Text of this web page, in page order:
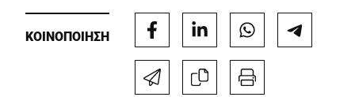
λιανοπωλητών και τις κανονιστικές απαιτήσεις.
ΚΟΙΝΟΠΟΙΗΣΗ